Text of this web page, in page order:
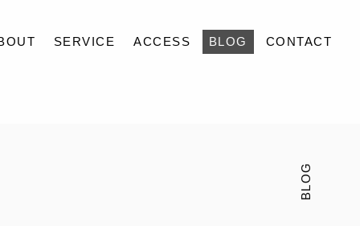
SERVICE ACCESS BLOG CONTACT
BLOG